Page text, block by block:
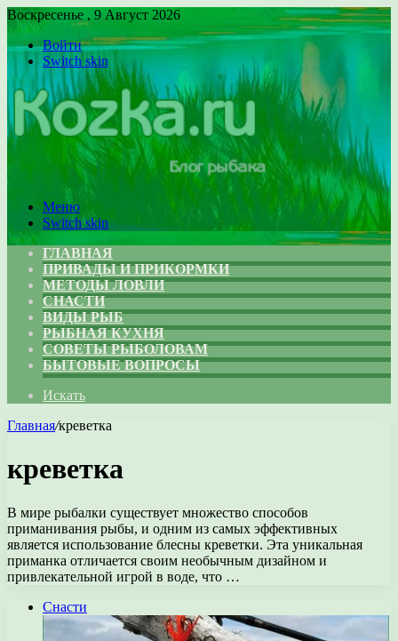
Воскресенье , 9 Август 2026
Войти
Switch skin
Меню
Switch skin
ГЛАВНАЯ
ПРИВАДЫ И ПРИКОРМКИ
МЕТОДЫ ЛОВЛИ
СНАСТИ
ВИДЫ РЫБ
РЫБНАЯ КУХНЯ
СОВЕТЫ РЫБОЛОВАМ
БЫТОВЫЕ ВОПРОСЫ
Искать
Главная/креветка
креветка
В мире рыбалки существует множество способов
приманивания рыбы, и одним из самых эффективных
является использование блесны креветки. Эта уникальная
приманка отличается своим необычным дизайном и
привлекательной игрой в воде, что …
Снасти